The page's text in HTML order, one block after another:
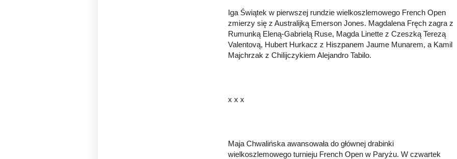
Iga Świątek w pierwszej rundzie wielkoszlemowego French Open
zmierzy się z Australijką Emerson Jones. Magdalena Fręch zagra z
Rumunką Eleną-Gabrielą Ruse, Magda Linette z Czeszką Terezą
Valentovą, Hubert Hurkacz z Hiszpanem Jaume Munarem, a Kamil
Majchrzak z Chilijczykiem Alejandro Tabilo.
x x x
Maja Chwalińska awansowała do głównej drabinki
wielkoszlemowego turnieju French Open w Paryżu. W czwartek